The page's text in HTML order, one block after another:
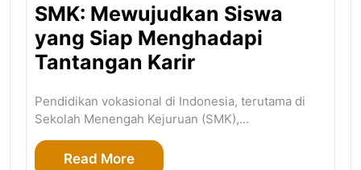
SMK: Mewujudkan Siswa
yang Siap Menghadapi
Tantangan Karir
Pendidikan vokasional di Indonesia, terutama di
Sekolah Menengah Kejuruan (SMK),…
Read More